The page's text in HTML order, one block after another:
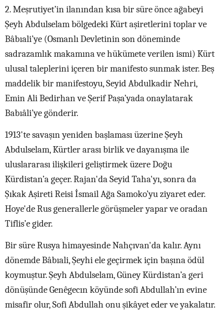
2. Meşrutiyet’in ilanından kısa bir süre önce ağabeyi
Şeyh Abdulselam bölgedeki Kürt aşiretlerini toplar ve
Bâbıali’ye (Osmanlı Devletinin son döneminde
sadrazamlık makamına ve hükümete verilen ismi) Kürt
ulusal taleplerini içeren bir manifesto sunmak ister. Beş
maddelik bir manifestoyu, Seyid Abdulkadir Nehri,
Emin Ali Bedirhan ve Şerif Paşa’yada onaylatarak
Babıâli’ye gönderir.
1913'te savaşın yeniden başlaması üzerine Şeyh
Abdulselam, Kürtler arası birlik ve dayanışma ile
uluslararası ilişkileri geliştirmek üzere Doğu
Kürdistan’a geçer. Rajan'da Seyid Taha'yı, sonra da
Şıkak Aşireti Reisi İsmail Ağa Samoko’yu ziyaret eder.
Hoye'de Rus generallerle görüşmeler yapar ve oradan
Tiflis’e gider.
Bir süre Rusya himayesinde Nahçıvan'da kalır. Aynı
dönemde Bâbıali, Şeyhi ele geçirmek için başına ödül
koymuştur. Şeyh Abdulselam, Güney Kürdistan’a geri
dönüşünde Genêgecın köyünde sofi Abdullah’ın evine
misafir olur, Sofi Abdullah onu şikâyet eder ve yakalatır.